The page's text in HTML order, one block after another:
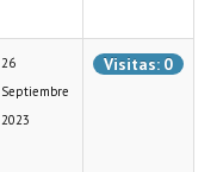
26
Septiembre
2023
Visitas: 0